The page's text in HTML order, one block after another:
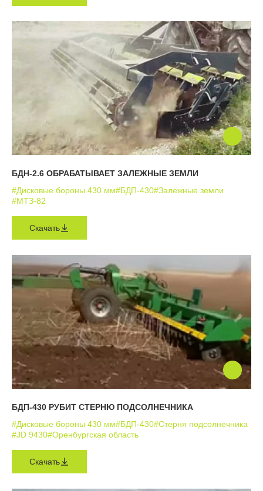
БДН-2.6 ОБРАБАТЫВАЕТ ЗАЛЕЖНЫЕ ЗЕМЛИ
#Дисковые бороны 430 мм#БДП-430#Залежные земли
#МТЗ-82
Скачать
БДП-430 РУБИТ СТЕРНЮ ПОДСОЛНЕЧНИКА
#Дисковые бороны 430 мм#БДП-430#Стерня подсолнечника
#JD 9430#Оренбургская область
Скачать